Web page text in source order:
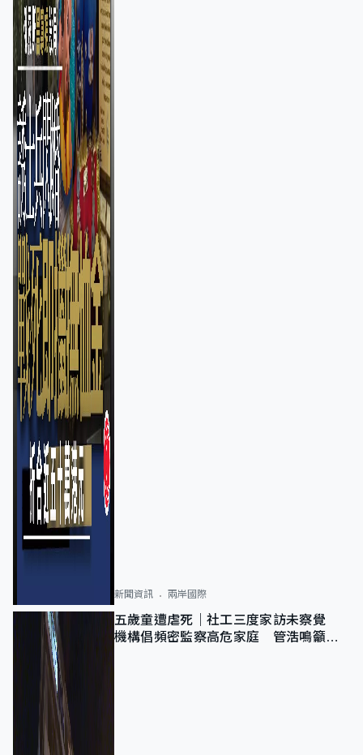
新聞資訊 兩岸國際
五歲童遭虐死｜社工三度家訪未察覺
機構倡頻密監察高危家庭 管浩鳴籲加